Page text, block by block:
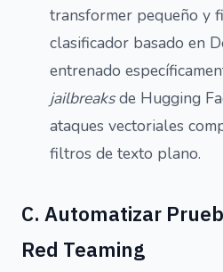
transformer pequeño y
clasificador basado en
entrenado
jailbreaksde Hugging
ataques vectoriales
filtros de texto plano.
C. Automatizar
Red Teaming